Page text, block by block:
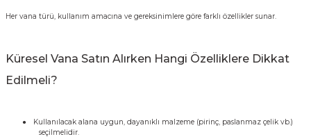
Her vana türü, kullanım amacına ve gereksinimlere göre farklı özellikler sunar.
Küresel Vana Satın Alırken Hangi Özelliklere Dikkat
Edilmeli?
●
Kullanılacak alana uygun, dayanıklı malzeme (pirinç, paslanmaz çelik vb.)
seçilmelidir.